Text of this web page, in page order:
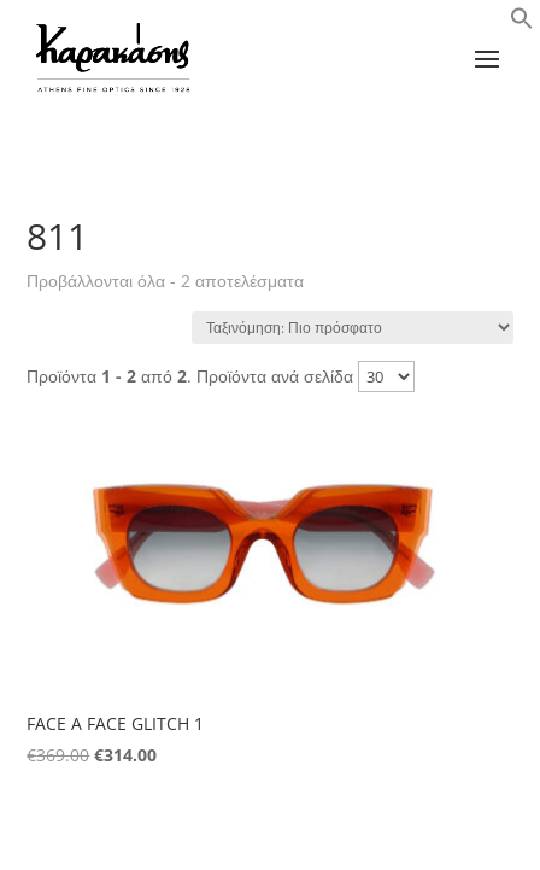
811
Προβάλλονται όλα - 2 αποτελέσματαSorted
latest
Προϊόντα 1 - 2 από2. Προϊόντα ανά σελίδα
FACE A FACE GLITCH 1
€369.00Original
€314.00Η